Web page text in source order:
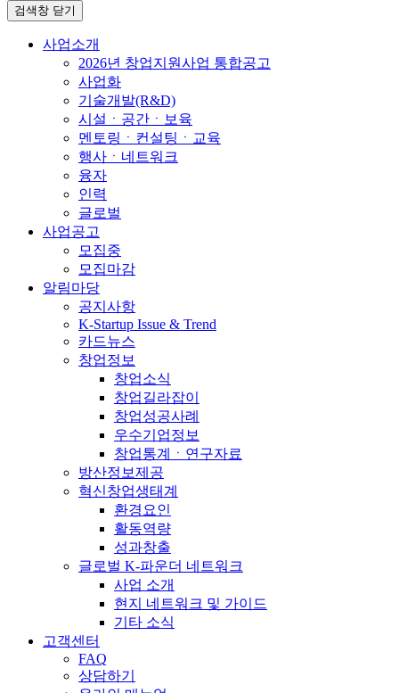
검색창 닫기
사업소개
2026년 창업지원사업 통합공고
사업화
기술개발(R&D)
시설ㆍ공간ㆍ보육
멘토링ㆍ컨설팅ㆍ교육
행사ㆍ네트워크
융자
인력
글로벌
사업공고
모집중
모집마감
알림마당
공지사항
K-Startup Issue & Trend
카드뉴스
창업정보
창업소식
창업길라잡이
창업성공사례
우수기업정보
창업통계ㆍ연구자료
방산정보제공
혁신창업생태계
환경요인
활동역량
성과창출
글로벌 K-파운더 네트워크
사업 소개
현지 네트워크 및 가이드
기타 소식
고객센터
FAQ
상담하기